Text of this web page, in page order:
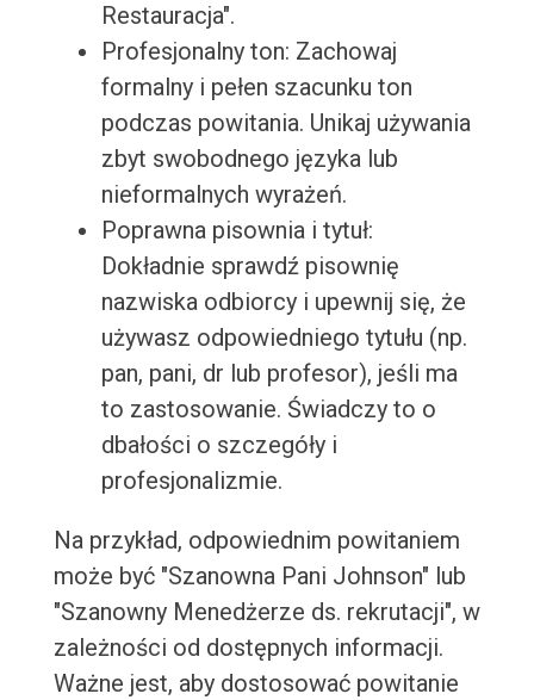
Restauracja".
Profesjonalny ton: Zachowaj
formalny i pełen szacunku ton
podczas powitania. Unikaj używania
zbyt swobodnego języka lub
nieformalnych wyrażeń.
Poprawna pisownia i tytuł:
Dokładnie sprawdź pisownię
nazwiska odbiorcy i upewnij się, że
używasz odpowiedniego tytułu (np.
pan, pani, dr lub profesor), jeśli ma
to zastosowanie. Świadczy to o
dbałości o szczegóły i
profesjonalizmie.
Na przykład, odpowiednim powitaniem
może być "Szanowna Pani Johnson" lub
"Szanowny Menedżerze ds. rekrutacji", w
zależności od dostępnych informacji.
Ważne jest, aby dostosować powitanie